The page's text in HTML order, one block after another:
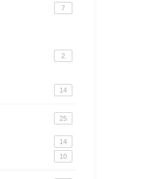
7
2
14
25
14
10